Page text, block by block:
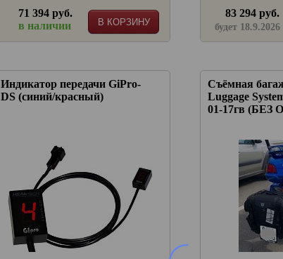
В КОРЗИНУ
71 394 руб.
в наличии
83 294 руб.
будет 18.9.2026
Индикатор передачи GiPro-
DS (синий/красный)
Съёмная
Luggage
01-17гв (БЕЗ